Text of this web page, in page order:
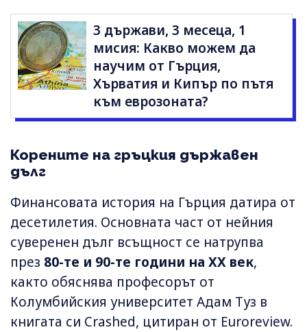
3 държави, 3 месеца, 1
мисия: Какво можем да
научим от Гърция,
Хърватия и Кипър по пътя
към еврозоната?
Корените на гръцкия държавен
дълг
Финансовата история на Гърция датира от
десетилетия. Основната част от нейния
суверенен дълг всъщност се натрупва
през 80-те и 90-те години на XX век,
както обяснява професорът от
Колумбийския университет Адам Туз в
книгата си Crashed, цитиран от Euroreview.